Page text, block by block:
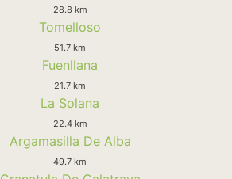
28.8 km
Tomelloso
51.7 km
Fuenllana
21.7 km
La Solana
22.4 km
Argamasilla De Alba
49.7 km